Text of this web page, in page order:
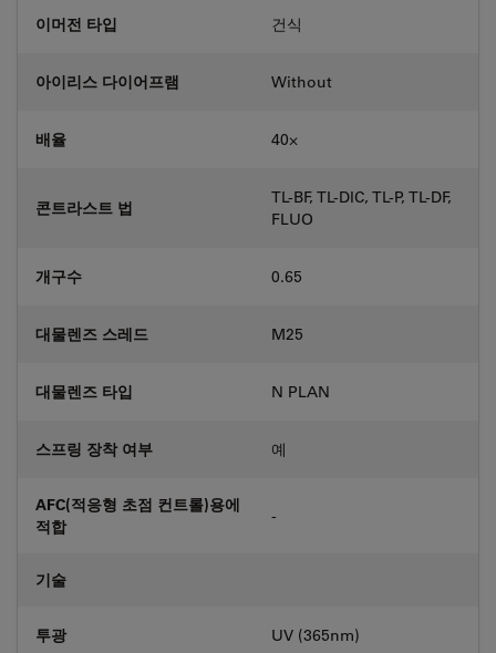
이머전 타입 건식
아이리스 다이어프램 Without
배율 40⨉
콘트라스트 법
TL-BF, TL-DIC, TL-P, TL-DF,
FLUO
개구수 0.65
대물렌즈 스레드 M25
대물렌즈 타입 N PLAN
스프링 장착 여부 예
AFC(적응형 초점 컨트롤)용에
적합
-
기술
투광 UV (365nm)